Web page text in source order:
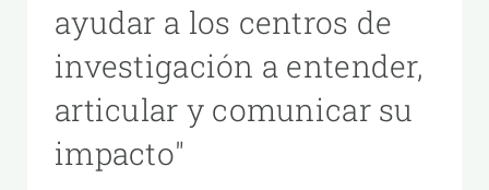
ayudar a los centros de
investigación a entender,
articular y comunicar su
impacto"